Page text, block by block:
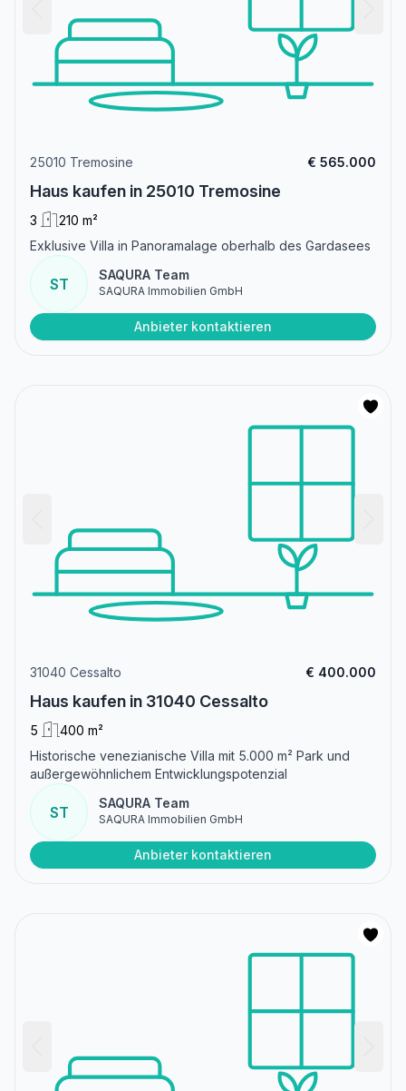
25010 Tremosine € 565.000
Haus kaufen in 25010 Tremosine
3
210 m²
Exklusive Villa in Panoramalage oberhalb des Gardasees
ST
SAQURA Team
SAQURA Immobilien GmbH
Anbieter kontaktieren
31040 Cessalto € 400.000
Haus kaufen in 31040 Cessalto
5
400 m²
Historische venezianische Villa mit 5.000 m² Park und
außergewöhnlichem Entwicklungspotenzial
ST
SAQURA Team
SAQURA Immobilien GmbH
Anbieter kontaktieren